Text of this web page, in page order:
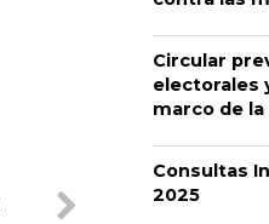
Circular
electorales
marco de
Consultas
2025